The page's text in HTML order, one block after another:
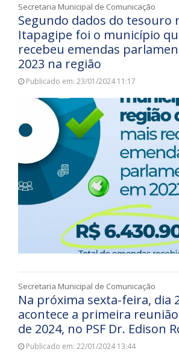
Secretaria Municipal de Comunicação
Segundo dados do tesouro
Itapagipe foi o município
recebeu emendas
2023 na região
Publicado em: 23/01/2024 11:17
Secretaria Municipal de Comunicação
Na próxima sexta-feira, dia
acontece a primeira
de 2024, no PSF Dr. Edison
Publicado em: 22/01/2024 13:44